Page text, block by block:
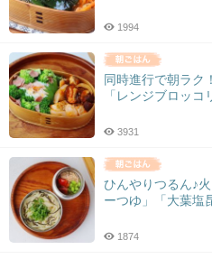
1994
同時進行で朝ラク
「レンジブロッコ
3931
ひんやりつるん♪
ーつゆ」「大葉塩
1874